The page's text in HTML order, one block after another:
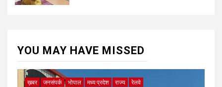
YOU MAY HAVE MISSED
ख़बर जनसंपर्क भोपाल मध्य प्रदेश राज्य रेलवे